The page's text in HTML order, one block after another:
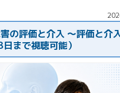
の評価と介入 〜評価と介
まで視聴可能）